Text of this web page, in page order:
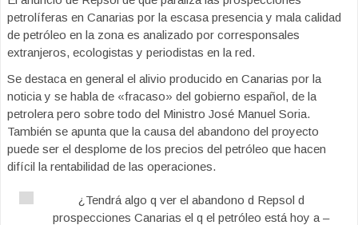
petrolíferas en Canarias por la escasa presencia y mala calidad
de petróleo en la zona es analizado por corresponsales
extranjeros, ecologistas y periodistas en la red.
Se destaca en general el alivio producido en Canarias por la
noticia y se habla de «fracaso» del gobierno español, de la
petrolera pero sobre todo del Ministro José Manuel Soria.
También se apunta que la causa del abandono del proyecto
puede ser el desplome de los precios del petróleo que hacen
difícil la rentabilidad de las operaciones.
¿Tendrá algo q ver el abandono d Repsol d
prospecciones Canarias el q el petróleo está hoy a –